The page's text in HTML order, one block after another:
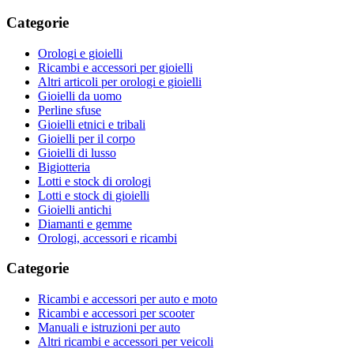
Categorie
Orologi e gioielli
Ricambi e accessori per gioielli
Altri articoli per orologi e gioielli
Gioielli da uomo
Perline sfuse
Gioielli etnici e tribali
Gioielli per il corpo
Gioielli di lusso
Bigiotteria
Lotti e stock di orologi
Lotti e stock di gioielli
Gioielli antichi
Diamanti e gemme
Orologi, accessori e ricambi
Categorie
Ricambi e accessori per auto e moto
Ricambi e accessori per scooter
Manuali e istruzioni per auto
Altri ricambi e accessori per veicoli